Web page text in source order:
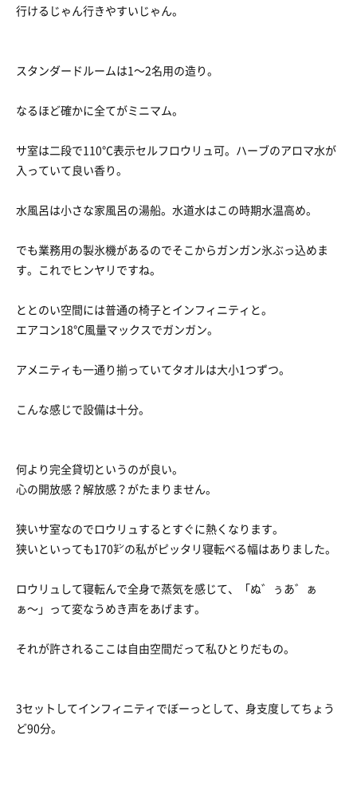
行けるじゃん行きやすいじゃん。
スタンダードルームは1〜2名用の造り。
なるほど確かに全てがミニマム。
サ室は二段で110℃表示セルフロウリュ可。ハーブのアロマ水が
入っていて良い香り。
水風呂は小さな家風呂の湯船。水道水はこの時期水温高め。
でも業務用の製氷機があるのでそこからガンガン氷ぶっ込めま
す。これでヒンヤリですね。
ととのい空間には普通の椅子とインフィニティと。
エアコン18℃風量マックスでガンガン。
アメニティも一通り揃っていてタオルは大小1つずつ。
こんな感じで設備は十分。
何より完全貸切というのが良い。
心の開放感？解放感？がたまりません。
狭いサ室なのでロウリュするとすぐに熱くなります。
狭いといっても170㌢の私がピッタリ寝転べる幅はありました。
ロウリュして寝転んで全身で蒸気を感じて、「ぬ゛ぅあ゛ぁ
ぁ〜」って変なうめき声をあげます。
それが許されるここは自由空間だって私ひとりだもの。
3セットしてインフィニティでぼーっとして、身支度してちょう
ど90分。